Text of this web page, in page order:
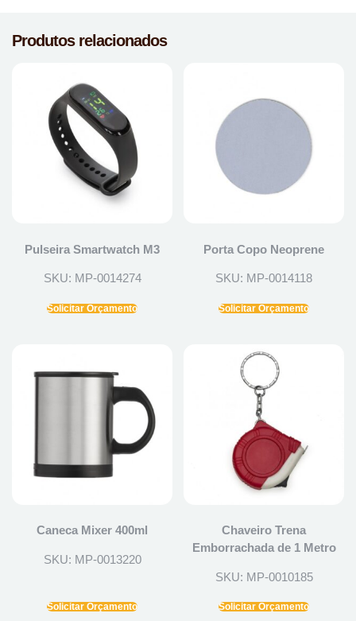
Produtos relacionados
Pulseira Smartwatch M3
SKU: MP-0014274
Solicitar Orçamento
Porta Copo Neoprene
SKU: MP-0014118
Solicitar Orçamento
Caneca Mixer 400ml
SKU: MP-0013220
Solicitar Orçamento
Chaveiro Trena
Emborrachada de 1 Metro
SKU: MP-0010185
Solicitar Orçamento